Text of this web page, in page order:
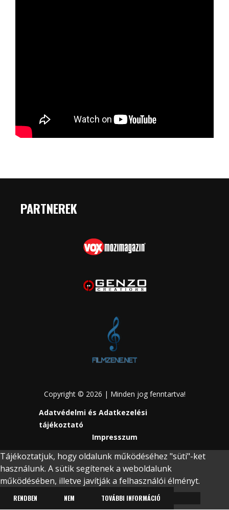
PARTNEREK
Copyright © 2026 | Minden jog fenntartva!
Adatvédelmi és Adatkezelési
tájékoztató
Impresszum
Tájékoztatjuk, hogy oldalunk működéséhez "süti"-ket
használunk. A sütik segítenek a weboldalunk
működésében, illetve javítják a felhasználói élményt.
RENDBEN NEM TOVÁBBI INFORMÁCIÓ